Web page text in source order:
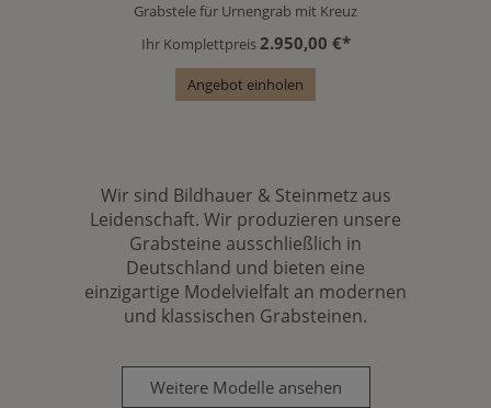
Grabstele für Urnengrab mit Kreuz
Ihr Komplettpreis2.950,00 €*
Angebot einholen
Wir sind Bildhauer & Steinmetz aus
Leidenschaft. Wir produzieren unsere
Grabsteine ausschließlich in
Deutschland und bieten eine
einzigartige Modelvielfalt an modernen
und klassischen Grabsteinen.
Weitere Modelle ansehen